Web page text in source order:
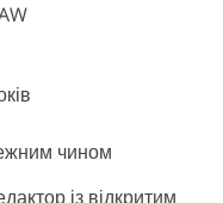
чином
із відкритим